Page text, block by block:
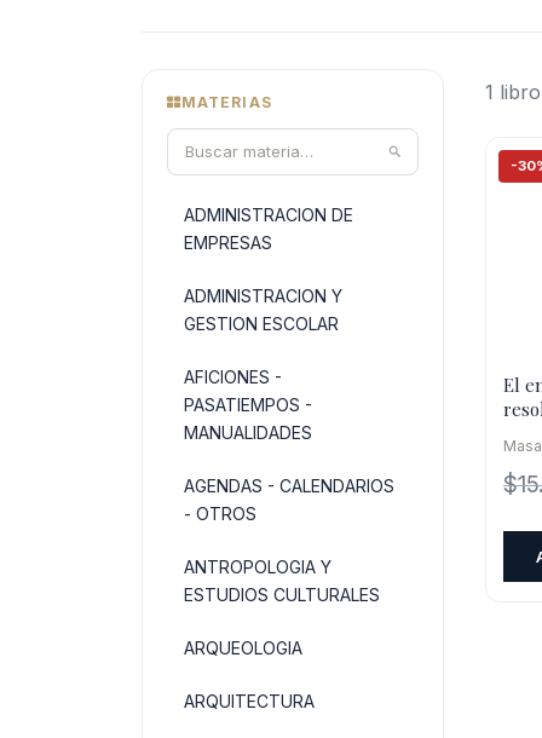
MATERIAS
ADMINISTRACION DE
EMPRESAS
ADMINISTRACION Y
GESTION ESCOLAR
AFICIONES -
PASATIEMPOS -
MANUALIDADES
AGENDAS - CALENDARIOS
- OTROS
ANTROPOLOGIA Y
ESTUDIOS CULTURALES
ARQUEOLOGIA
ARQUITECTURA
1 libro
-
El
$